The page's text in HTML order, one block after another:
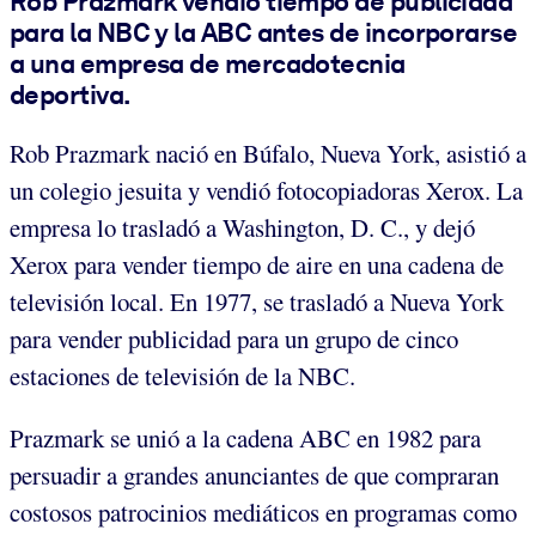
para la NBC y la ABC antes de incorporarse
a una empresa de mercadotecnia
deportiva.
Rob Prazmark nació en Búfalo, Nueva York, asistió a
un colegio jesuita y vendió fotocopiadoras Xerox. La
empresa lo trasladó a Washington, D. C., y dejó
Xerox para vender tiempo de aire en una cadena de
televisión local. En 1977, se trasladó a Nueva York
para vender publicidad para un grupo de cinco
estaciones de televisión de la NBC.
Prazmark se unió a la cadena ABC en 1982 para
persuadir a grandes anunciantes de que compraran
costosos patrocinios mediáticos en programas como